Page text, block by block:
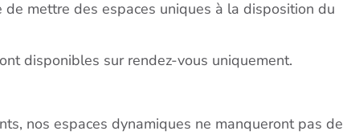
de mettre des espaces uniques à la disposition du
disponibles sur rendez-vous uniquement.
nos espaces dynamiques ne manqueront pas de